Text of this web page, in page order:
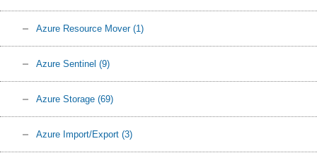
Azure Resource Mover (1)
Azure Sentinel (9)
Azure Storage (69)
Azure Import/Export (3)